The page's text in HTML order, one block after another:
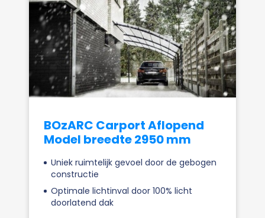
BOzARC Carport Aflopend
Model breedte 2950 mm
Uniek ruimtelijk gevoel door de gebogen
constructie
Optimale lichtinval door 100% licht
doorlatend dak